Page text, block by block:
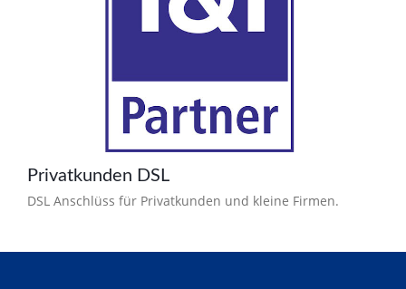
Privatkunden DSL
DSL Anschlüss für Privatkunden und kleine Firmen.